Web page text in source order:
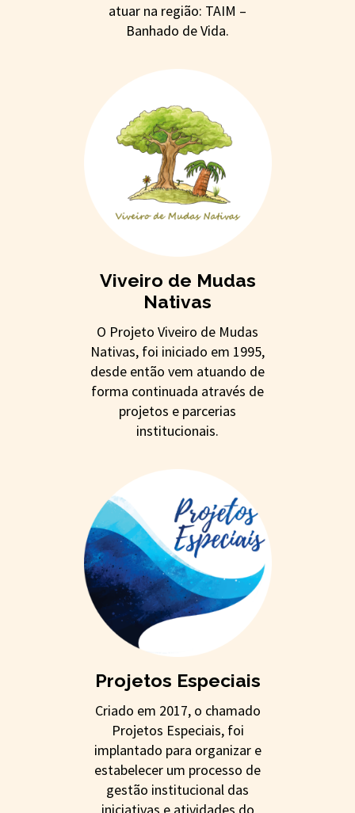
atuar na região: TAIM –
Banhado de Vida.
Viveiro de Mudas
Nativas
O Projeto Viveiro de Mudas
Nativas, foi iniciado em 1995,
desde então vem atuando de
forma continuada através de
projetos e parcerias
institucionais.
Projetos Especiais
Criado em 2017, o chamado
Projetos Especiais, foi
implantado para organizar e
estabelecer um processo de
gestão institucional das